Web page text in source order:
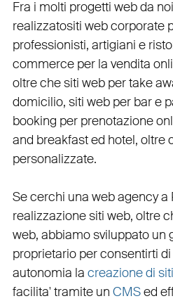
Fra i molti progetti web da
realizzatositi web corporate
professionisti, artigiani e
commerceper la vendita
oltre chesiti web per take
domicilio, siti web per bare
booking per prenotazione
and breakfast ed hotel, oltre
personalizzate.
Se cerchi una web agency a
realizzazione siti web, oltre
web, abbiamo sviluppato un
proprietario per consentirti
autonomia la creazione di
facilita' tramite un CMSed